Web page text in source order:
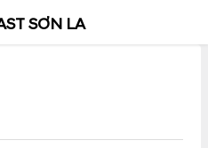
SƠN LA